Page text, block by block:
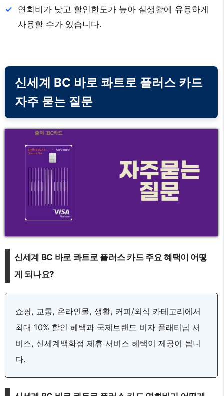
연회비가 낮고 할인한도가 높아 실생활에 유용하게
사용할 수가 있습니다.
신세계 BC 바로 콰트로 플러스 카드
자주 묻는 질문
신세계 BC 바로 콰트로 플러스 카드 주요 혜택이 어떻
게 되나요?
쇼핑, 교통, 온라인몰, 생활, 커피/외식 카테고리에서
최대 10% 할인 혜택과 국제브랜드 비자 플래티넘 서
비스, 신세계백화점 제휴 서비스 혜택이 제공이 됩니
다.